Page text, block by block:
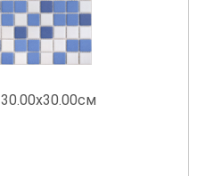
30.00x30.00см